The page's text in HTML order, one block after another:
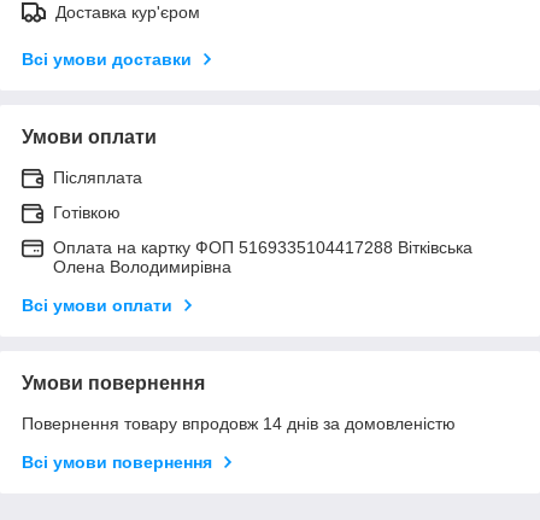
Доставка кур'єром
Всі умови доставки
Умови оплати
Післяплата
Готівкою
Оплата на картку ФОП 5169335104417288 Вітківська
Олена Володимирівна
Всі умови оплати
Умови повернення
Повернення товару впродовж 14 днів за домовленістю
Всі умови повернення